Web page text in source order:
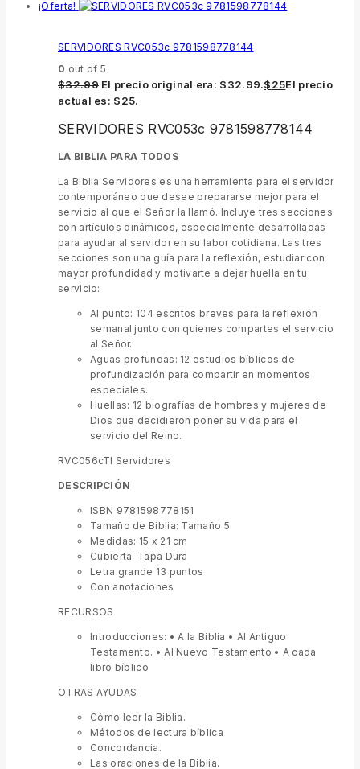
¡Oferta!
SERVIDORES RVC053c 9781598778144
0 out of 5
$32.99 El precio original era: $32.99.$25El precio
actual es: $25.
SERVIDORES RVC053c 9781598778144
LA BIBLIA PARA TODOS
La Biblia Servidores es una herramienta para el servidor
contemporáneo que desee prepararse mejor para el
servicio al que el Señor la llamó. Incluye tres secciones
con artículos dinámicos, especialmente desarrolladas
para ayudar al servidor en su labor cotidiana. Las tres
secciones son una guía para la reflexión, estudiar con
mayor profundidad y motivarte a dejar huella en tu
servicio:
Al punto: 104 escritos breves para la reflexión
semanal junto con quienes compartes el servicio
al Señor.
Aguas profundas: 12 estudios bíblicos de
profundización para compartir en momentos
especiales.
Huellas: 12 biografías de hombres y mujeres de
Dios que decidieron poner su vida para el
servicio del Reino.
RVC056cTI Servidores
DESCRIPCIÓN
ISBN 9781598778151
Tamaño de Biblia: Tamaño 5
Medidas: 15 x 21 cm
Cubierta: Tapa Dura
Letra grande 13 puntos
Con anotaciones
RECURSOS
Introducciones: • A la Biblia • Al Antiguo
Testamento. • Al Nuevo Testamento • A cada
libro bíblico
OTRAS AYUDAS
Cómo leer la Biblia.
Métodos de lectura bíblica
Concordancia.
Las oraciones de la Biblia.